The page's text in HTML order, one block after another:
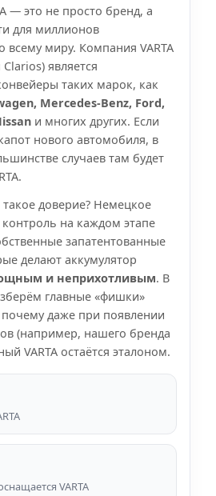
— это не просто бренд, а
для миллионов
всему миру. Компания VARTA
является
таких марок, как
Mercedes-Benz, Ford,
и многих других. Если
нового автомобиля, в
случаев там будет
доверие? Немецкое
контроль на каждом этапе
запатентованные
делают аккумулятор
и неприхотливым. В
главные «фишки»
почему даже при появлении
(например, нашего бренда
VARTA остаётся эталоном.
VARTA